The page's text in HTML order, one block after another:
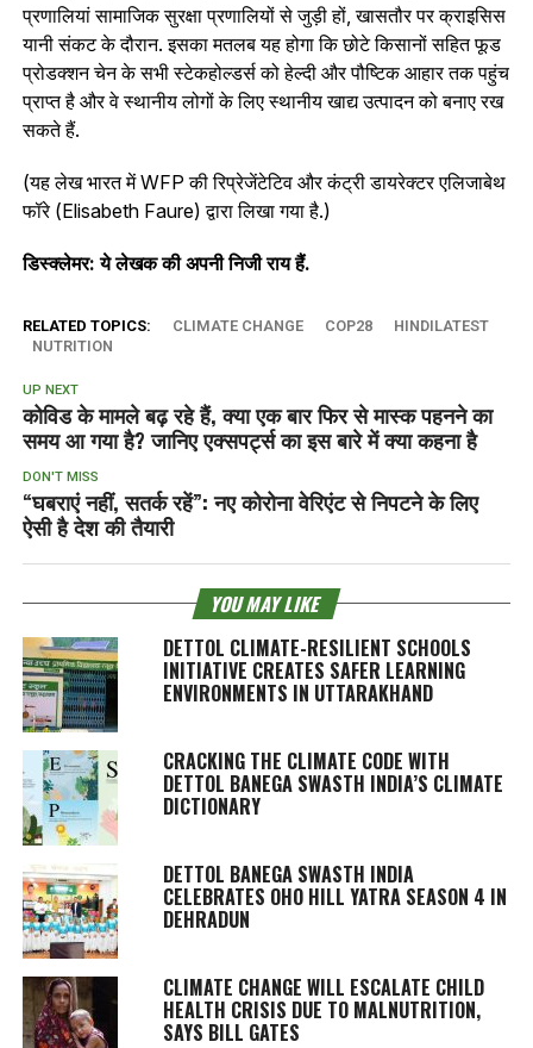
प्रणालियां सामाजिक सुरक्षा प्रणालियों से जुड़ी हों, खासतौर पर क्राइसिस
यानी संकट के दौरान. इसका मतलब यह होगा कि छोटे किसानों सहित फूड
प्रोडक्शन चेन के सभी स्टेकहोल्डर्स को हेल्दी और पौष्टिक आहार तक पहुंच
प्राप्त है और वे स्थानीय लोगों के लिए स्थानीय खाद्य उत्पादन को बनाए रख
सकते हैं.
(यह लेख भारत में WFP की रिप्रेजेंटेटिव और कंट्री डायरेक्टर एलिजाबेथ
फॉरे (Elisabeth Faure) द्वारा लिखा गया है.)
डिस्क्लेमर: ये लेखक की अपनी निजी राय हैं.
RELATED TOPICS: CLIMATE CHANGE COP28
HINDILATEST
NUTRITION
UP NEXT
कोविड के मामले बढ़ रहे हैं, क्या एक बार फिर से मास्क पहनने का
समय आ गया है? जानिए एक्सपर्ट्स का इस बारे में क्या कहना है
DON'T MISS
“घबराएं नहीं, सतर्क रहें”: नए कोरोना वेरिएंट से निपटने के लिए
ऐसी है देश की तैयारी
YOU MAY LIKE
DETTOL CLIMATE-RESILIENT SCHOOLS
INITIATIVE CREATES SAFER LEARNING
ENVIRONMENTS IN UTTARAKHAND
CRACKING THE CLIMATE CODE WITH
DETTOL BANEGA SWASTH INDIA’S CLIMATE
DICTIONARY
DETTOL BANEGA SWASTH INDIA
CELEBRATES OHO HILL YATRA SEASON 4 IN
DEHRADUN
CLIMATE CHANGE WILL ESCALATE CHILD
HEALTH CRISIS DUE TO MALNUTRITION,
SAYS BILL GATES